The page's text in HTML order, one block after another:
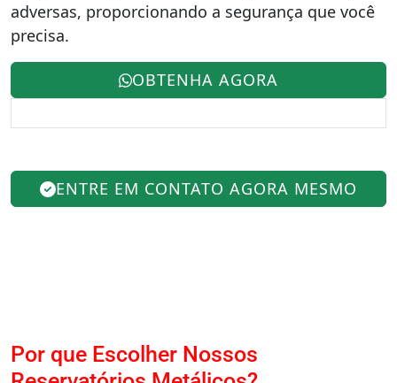
adversas, proporcionando a segurança que você
precisa.
OBTENHA AGORA
ENTRE EM CONTATO AGORA MESMO
Por que Escolher Nossos